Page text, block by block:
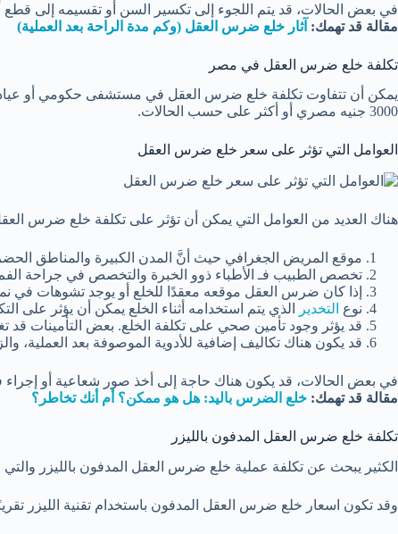
في بعض الحالات، قد يتم اللجوء إلى تكسير السن أو تقسيمه إلى قطع
مقالة قد تهمك: آثار خلع ضرس العقل (وكم مدة الراحة بعد العملية)
تكلفة خلع ضرس العقل في مصر
3000 جنيه مصري أو أكثر على حسب الحالات.
العوامل التي تؤثر على سعر خلع ضرس العقل
هناك العديد من العوامل التي يمكن أن تؤثر على تكلفة خلع ضرس
موقع المريض الجغرافي حيث أنَّ المدن الكبيرة والمناطق
تخصص الطبيب فـ الأطباء ذوو الخبرة والتخصص في جراحة الفم
إذا كان ضرس العقل موقعه معقدًا للخلع أو يوجد تشوهات في
نوع التخدير
الذي يتم استخدامه أثناء الخلع يمكن أن يؤثر على
قد يؤثر وجود تأمين صحي على تكلفة الخلع. بعض التأمينات قد
قد يكون هناك تكاليف إضافية للأدوية الموصوفة بعد العملية،
في بعض الحالات، قد يكون هناك حاجة إلى أخذ صور شعاعية أو
مقالة قد تهمك: خلع الضرس باليد: هل هو ممكن؟ أم أنك تخاطر؟
تكلفة خلع ضرس العقل المدفون بالليزر
الكثير يبحث عن تكلفة عملية خلع ضرس العقل المدفون بالليزر
وقد تكون اسعار خلع ضرس العقل المدفون باستخدام تقنية الليزر تقريبًا بين 1500 إلى 5000 جنيه مصري